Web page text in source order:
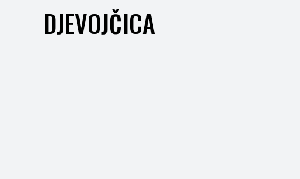
DJEVOJČICA